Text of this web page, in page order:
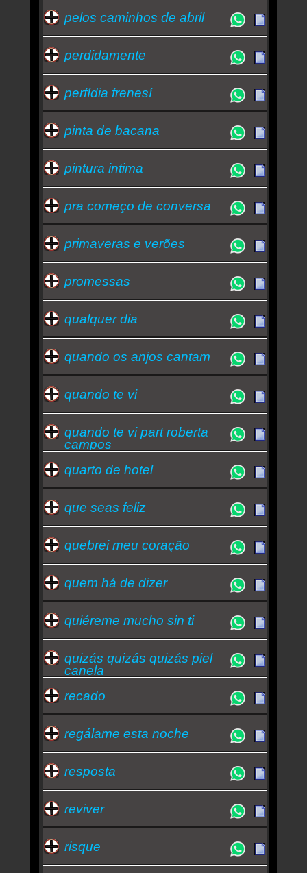
pelos caminhos de abril
perdidamente
perfídia frenesí
pinta de bacana
pintura intima
pra começo de conversa
primaveras e verões
promessas
qualquer dia
quando os anjos cantam
quando te vi
quando te vi part roberta
campos
quarto de hotel
que seas feliz
quebrei meu coração
quem há de dizer
quiéreme mucho sin ti
quizás quizás quizás piel
canela
recado
regálame esta noche
resposta
reviver
risque